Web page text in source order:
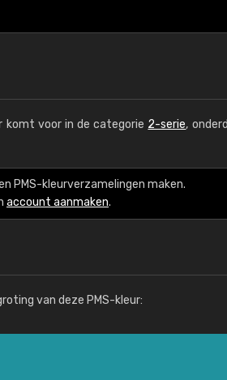
komt voor in de categorie 2-serie,
PMS-kleurverzamelingen maken.
account aanmaken.
van deze PMS-kleur: